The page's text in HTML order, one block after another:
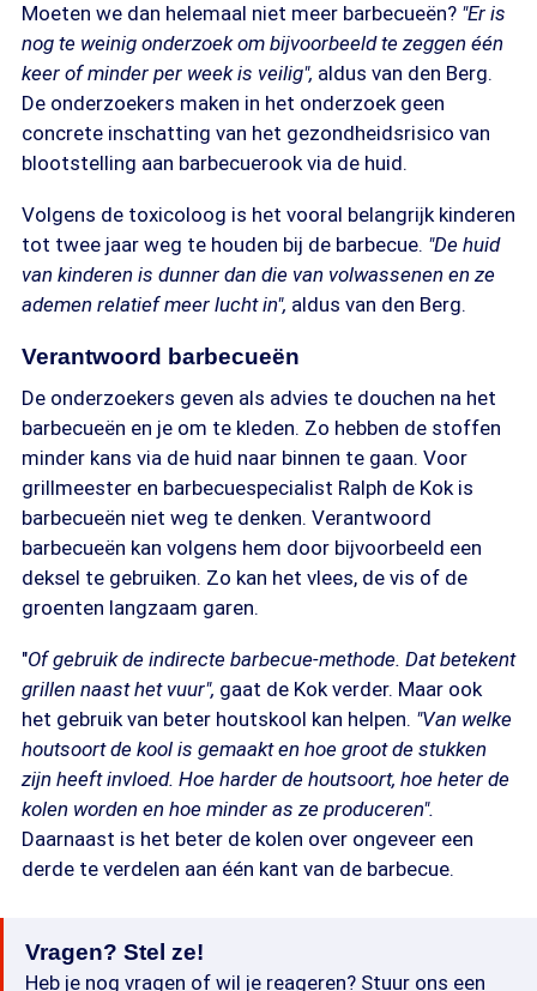
Moeten we dan helemaal niet meer barbecueën? "Er is
nog te weinig onderzoek om bijvoorbeeld te zeggen één
keer of minder per week is veilig", aldus van den Berg.
De onderzoekers maken in het onderzoek geen
concrete inschatting van het gezondheidsrisico van
blootstelling aan barbecuerook via de huid.
Volgens de toxicoloog is het vooral belangrijk kinderen
tot twee jaar weg te houden bij de barbecue. "De huid
van kinderen is dunner dan die van volwassenen en ze
ademen relatief meer lucht in", aldus van den Berg.
Verantwoord barbecueën
De onderzoekers geven als advies te douchen na het
barbecueën en je om te kleden. Zo hebben de stoffen
minder kans via de huid naar binnen te gaan. Voor
grillmeester en barbecuespecialist Ralph de Kok is
barbecueën niet weg te denken. Verantwoord
barbecueën kan volgens hem door bijvoorbeeld een
deksel te gebruiken. Zo kan het vlees, de vis of de
groenten langzaam garen.
"Of gebruik de indirecte barbecue-methode. Dat betekent
grillen naast het vuur", gaat de Kok verder. Maar ook
het gebruik van beter houtskool kan helpen. "Van welke
houtsoort de kool is gemaakt en hoe groot de stukken
zijn heeft invloed. Hoe harder de houtsoort, hoe heter de
kolen worden en hoe minder as ze produceren".
Daarnaast is het beter de kolen over ongeveer een
derde te verdelen aan één kant van de barbecue.
Vragen? Stel ze!
Heb je nog vragen of wil je reageren? Stuur ons een